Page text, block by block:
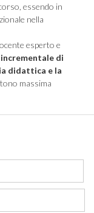
essendo in
nella
esperto e
di
didattica e la
massima